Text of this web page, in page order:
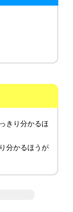
きり分かるほ
分かるほうが